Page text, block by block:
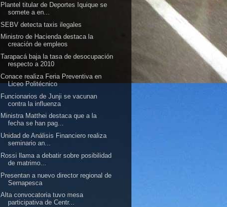
Plantel titular de Deportes Iquique se
somete a en...
SEBV detecta taxis ilegales
Ministro de Hacienda destaca la
creación de empleos
Tarapacá baja la tasa de desocupación
respecto a 2010
Conace realiza Feria Preventiva en
Liceo Politécnico
Funcionarios de Junji se vacunan
contra la influenza
Ministra Matthei destaca que a la
fecha se han pag...
Unidad de Análisis Financiero realiza
seminario an...
Rossi llama a debatir sobre posibilidad
de matrimo...
Presentan a nuevo director regional de
Sernapesca
Alta convocatoria tuvo mesa
participativa de Centr...